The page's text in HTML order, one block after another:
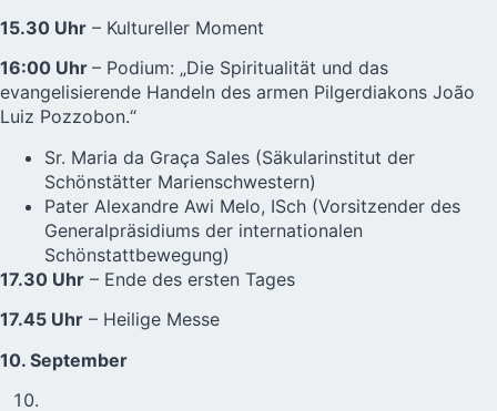
15.30 Uhr – Kultureller Moment
16:00 Uhr – Podium: „Die Spiritualität und das
evangelisierende Handeln des armen Pilgerdiakons João
Luiz Pozzobon.“
Sr. Maria da Graça Sales (Säkularinstitut der
Schönstätter Marienschwestern)
Pater Alexandre Awi Melo, ISch (Vorsitzender des
Generalpräsidiums der internationalen
Schönstattbewegung)
17.30 Uhr – Ende des ersten Tages
17.45 Uhr – Heilige Messe
10. September